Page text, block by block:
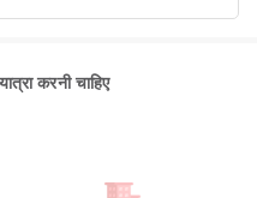
करनी चाहिए